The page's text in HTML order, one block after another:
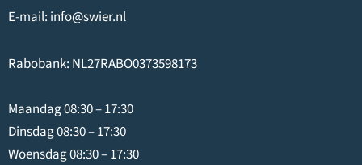
E-mail: info@swier.nl
Rabobank: NL27RABO0373598173
Maandag 08:30 – 17:30
Dinsdag 08:30 – 17:30
Woensdag 08:30 – 17:30